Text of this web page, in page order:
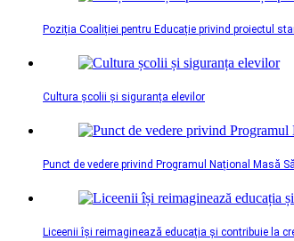
Poziția Coaliției pentru Educație privind proiectul
Cultura școlii și siguranța elevilor
Punct de vedere privind Programul Național Masă
Liceenii își reimaginează educația și contribuie la